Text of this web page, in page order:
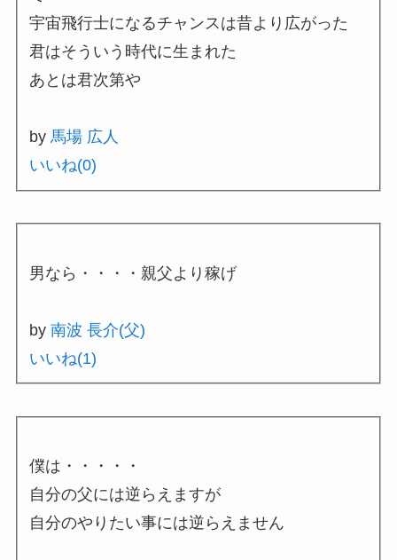
宇宙飛行士になるチャンスは昔より広がった
君はそういう時代に生まれた
あとは君次第や
by馬場 広人
いいね(0)
男なら・・・・親父より稼げ
by南波 長介(父)
いいね(1)
僕は・・・・・
自分の父には逆らえますが
自分のやりたい事には逆らえません